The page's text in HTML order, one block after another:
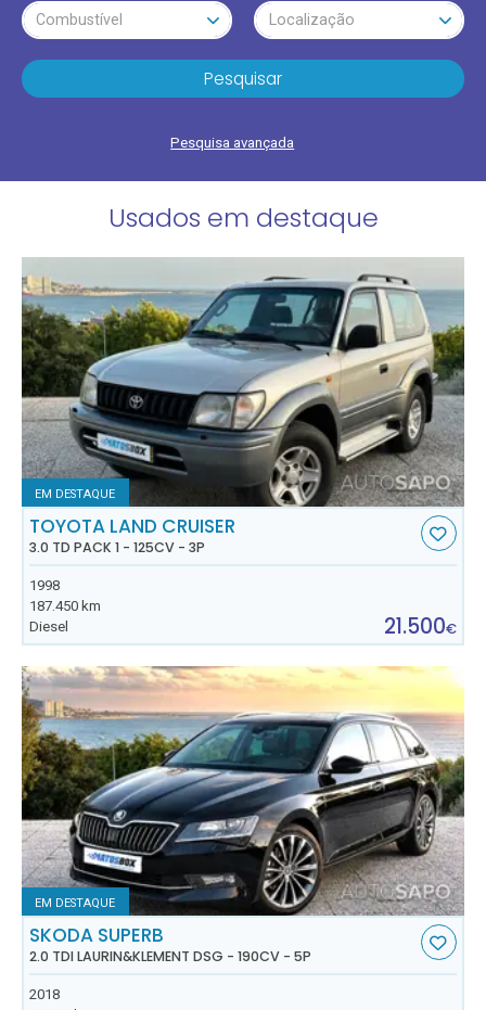
Combustível Localização
Pesquisar
Pesquisa avançada
Usados em destaque
EM DESTAQUE
TOYOTA LAND CRUISER
3.0 TD PACK 1 - 125CV - 3P
1998
187.450 km
Diesel
21.500€
EM DESTAQUE
SKODA SUPERB
2.0 TDI LAURIN&KLEMENT DSG - 190CV - 5P
2018